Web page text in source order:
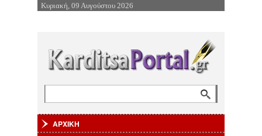
Επιστροφή στην Πλοήγηση
Κυριακή, 09 Αυγούστου 2026
ΑΡΧΙΚΗ